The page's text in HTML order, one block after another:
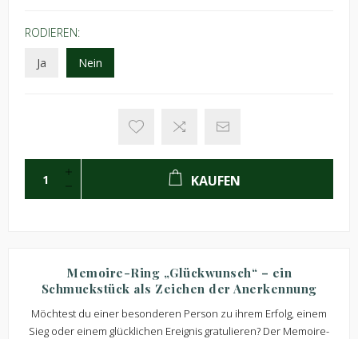
RODIEREN:
Ja
Nein
KAUFEN
Memoire-Ring „Glückwunsch“ – ein
Schmuckstück als Zeichen der Anerkennung
Möchtest du einer besonderen Person zu ihrem Erfolg, einem
Sieg oder einem glücklichen Ereignis gratulieren? Der Memoire-